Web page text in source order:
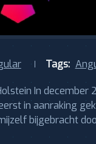
Tags:
In december
in aanraking
bijgebracht